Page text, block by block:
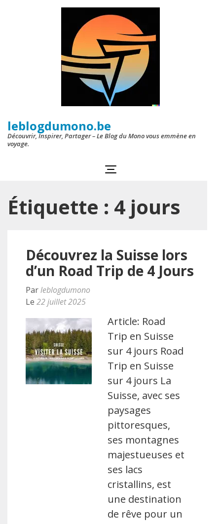
leblogdumono.be
Découvrir, Inspirer, Partager – Le Blog du Mono vous emmène en
voyage.
Étiquette : 4 jours
Découvrez la Suisse lors
d’un Road Trip de 4 Jours
Parleblogdumono
Le 22 juillet 2025
Article: Road
Trip en Suisse
sur 4 jours Road
Trip en Suisse
sur 4 jours La
Suisse, avec ses
paysages
pittoresques,
ses montagnes
majestueuses et
ses lacs
cristallins, est
une destination
de rêve pour un